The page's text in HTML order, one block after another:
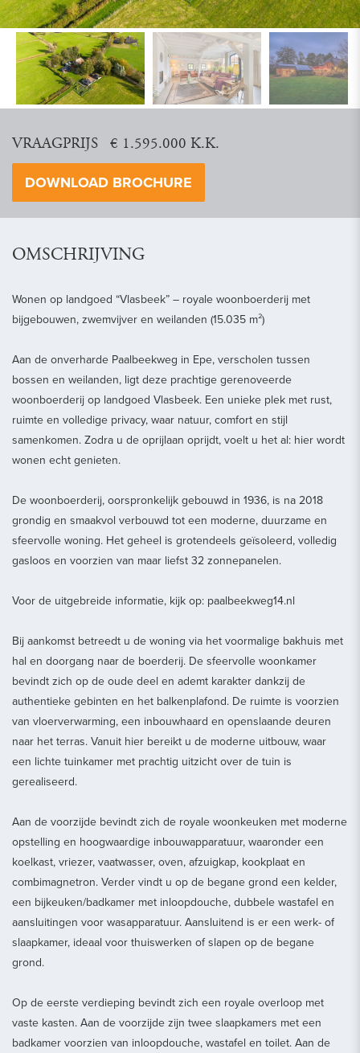
vorige
VRAAGPRIJS € 1.595.000 K.K.
DOWNLOAD BROCHURE
OMSCHRIJVING
Wonen op landgoed “Vlasbeek” – royale woonboerderij met
bijgebouwen, zwemvijver en weilanden (15.035 m²)
Aan de onverharde Paalbeekweg in Epe, verscholen tussen
bossen en weilanden, ligt deze prachtige gerenoveerde
woonboerderij op landgoed Vlasbeek. Een unieke plek met rust,
ruimte en volledige privacy, waar natuur, comfort en stijl
samenkomen. Zodra u de oprijlaan oprijdt, voelt u het al: hier wordt
wonen echt genieten.
De woonboerderij, oorspronkelijk gebouwd in 1936, is na 2018
grondig en smaakvol verbouwd tot een moderne, duurzame en
sfeervolle woning. Het geheel is grotendeels geïsoleerd, volledig
gasloos en voorzien van maar liefst 32 zonnepanelen.
Voor de uitgebreide informatie, kijk op: paalbeekweg14.nl
Bij aankomst betreedt u de woning via het voormalige bakhuis met
hal en doorgang naar de boerderij. De sfeervolle woonkamer
bevindt zich op de oude deel en ademt karakter dankzij de
authentieke gebinten en het balkenplafond. De ruimte is voorzien
van vloerverwarming, een inbouwhaard en openslaande deuren
naar het terras. Vanuit hier bereikt u de moderne uitbouw, waar
een lichte tuinkamer met prachtig uitzicht over de tuin is
gerealiseerd.
Aan de voorzijde bevindt zich de royale woonkeuken met moderne
opstelling en hoogwaardige inbouwapparatuur, waaronder een
koelkast, vriezer, vaatwasser, oven, afzuigkap, kookplaat en
combimagnetron. Verder vindt u op de begane grond een kelder,
een bijkeuken/badkamer met inloopdouche, dubbele wastafel en
aansluitingen voor wasapparatuur. Aansluitend is er een werk- of
slaapkamer, ideaal voor thuiswerken of slapen op de begane
grond.
Op de eerste verdieping bevindt zich een royale overloop met
vaste kasten. Aan de voorzijde zijn twee slaapkamers met een
badkamer voorzien van inloopdouche, wastafel en toilet. Aan de